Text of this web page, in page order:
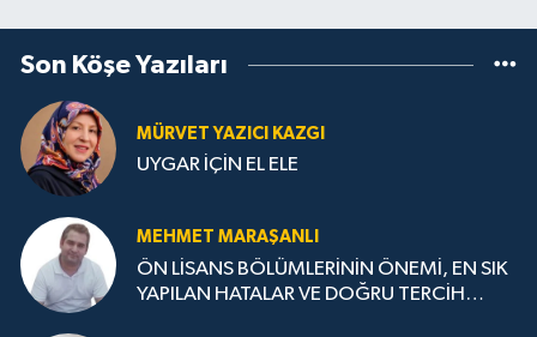
Son Köşe Yazıları
MÜRVET YAZICI KAZGI
UYGAR İÇİN EL ELE
MEHMET MARAŞANLI
ÖN LİSANS BÖLÜMLERİNİN ÖNEMİ, EN SIK
YAPILAN HATALAR VE DOĞRU TERCİH